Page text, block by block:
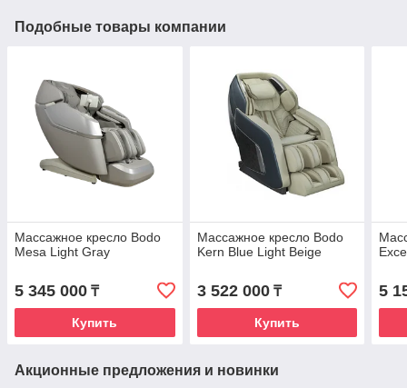
Подобные товары компании
Массажное кресло Bodo
Mesa Light Gray
5 345 000 ₸
Купить
Массажное кресло Bodo
Kern Blue Light Beige
3 522 000₸
Купить
5
Акционные предложения и новинки